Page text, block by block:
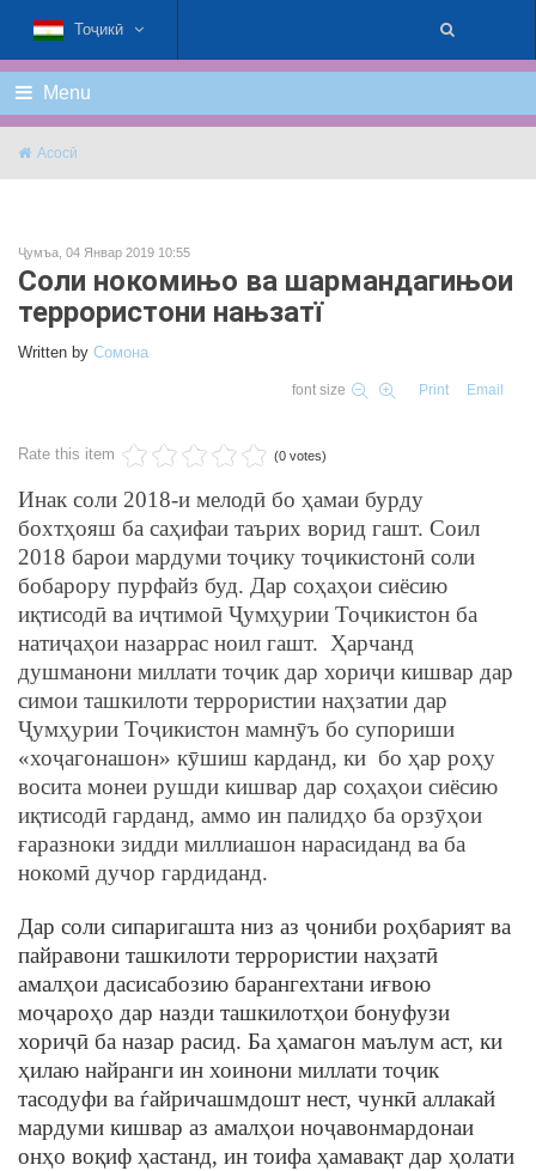
Тоҷикӣ
Menu
Асосӣ
Ҷумъа, 04 Январ 2019 10:55
Соли нокомињо ва шармандагињои
террористони нањзатї
Written by Cомона
font size Print Email
Rate this item (0 votes)
Инак соли 2018-и мелодӣ бо ҳамаи бурду
бохтҳояш ба саҳифаи таърих ворид гашт. Соил
2018 барои мардуми тоҷику тоҷикистонӣ соли
бобарору пурфайз буд. Дар соҳаҳои сиёсию
иқтисодӣ ва иҷтимоӣ Ҷумҳурии Тоҷикистон ба
натиҷаҳои назаррас ноил гашт. Ҳарчанд
душманони миллати тоҷик дар хориҷи кишвар дар
симои ташкилоти террористии наҳзатии дар
Ҷумҳурии Тоҷикистон мамнӯъ бо супориши
«хоҷагонашон» кӯшиш карданд, ки бо ҳар роҳу
восита монеи рушди кишвар дар соҳаҳои сиёсию
иқтисодӣ гарданд, аммо ин палидҳо ба орзӯҳои
ғаразноки зидди миллиашон нарасиданд ва ба
нокомӣ дучор гардиданд.
Дар соли сипаригашта низ аз ҷониби роҳбарият ва
пайравони ташкилоти террористии наҳзатӣ
амалҳои дасисабозию барангехтани иғвою
моҷароҳо дар назди ташкилотҳои бонуфузи
хориҷӣ ба назар расид. Ба ҳамагон маълум аст, ки
ҳилаю найранги ин хоинони миллати тоҷик
тасодуфи ва ѓайричашмдошт нест, чункӣ аллакай
мардуми кишвар аз амалҳои ноҷавонмардонаи
онҳо воқиф ҳастанд, ин тоифа ҳамавақт дар ҳолати